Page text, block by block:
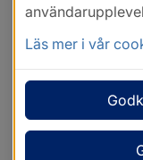
Läs mer i vår